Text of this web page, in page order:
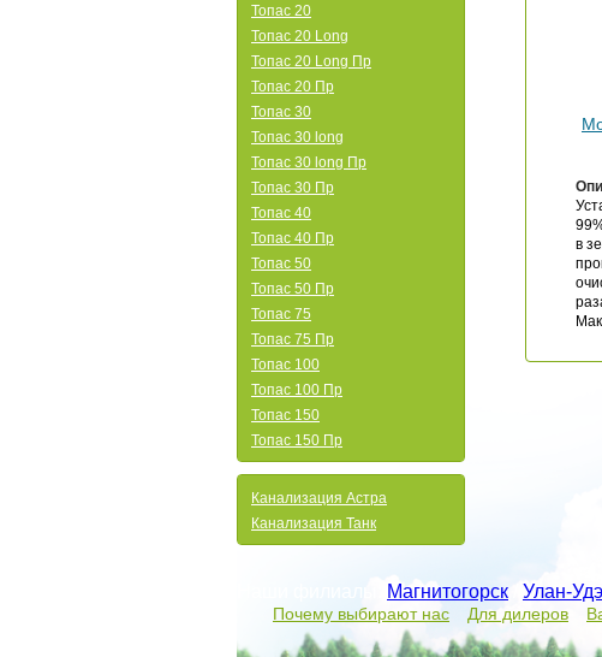
Топас 20
Топас 20 Long
Топас 20 Long Пр
Топас 20 Пр
Топас 30
Топас 30 long
Топас 30 long Пр
Топас 30 Пр
Топас 40
Топас 40 Пр
Топас 50
Топас 50 Пр
Топас 75
Топас 75 Пр
Топас 100
Топас 100 Пр
Топас 150
Топас 150 Пр
Канализация Астра
Канализация Танк
в
Магнитогорск Улан-Удэ
Почему выбирают нас Для дилеров